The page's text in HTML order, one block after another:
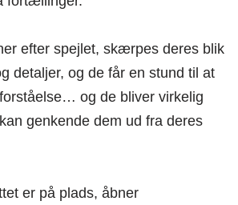
efter spejlet, skærpes deres blik
detaljer, og de får en stund til at
og de bliver virkelig
genkende dem ud fra deres
er på plads, åbner